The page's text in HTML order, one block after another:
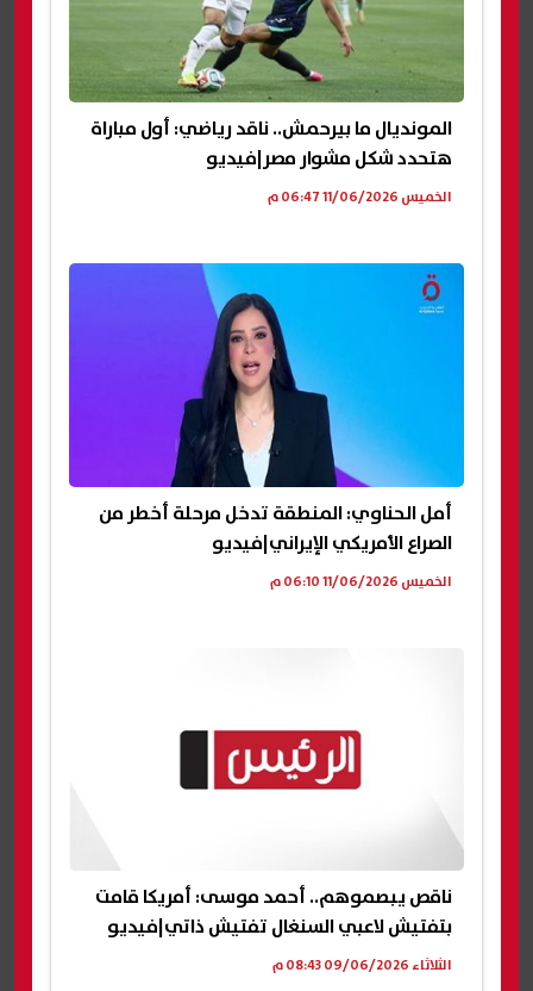
المونديال ما بيرحمش.. ناقد رياضي: أول مباراة
هتحدد شكل مشوار مصر|فيديو
الخميس 11/06/2026 06:47 م
أمل الحناوي: المنطقة تدخل مرحلة أخطر من
الصراع الأمريكي الإيراني|فيديو
الخميس 11/06/2026 06:10 م
ناقص يبصموهم.. أحمد موسى: أمريكا قامت
بتفتيش لاعبي السنغال تفتيش ذاتي|فيديو
الثلاثاء 09/06/2026 08:43 م